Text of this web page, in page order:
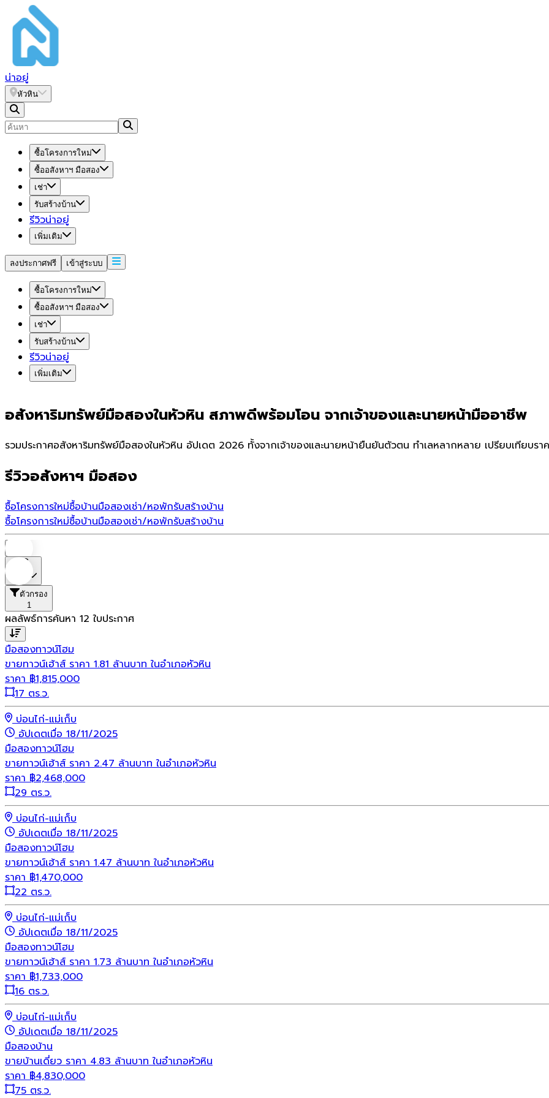
น่าอยู่
หัวหิน
ซื้อโครงการใหม่
ซื้ออสังหาฯ มือสอง
เช่า
รับสร้างบ้าน
รีวิวน่าอยู่
เพิ่มเติม
ลงประกาศฟรี เข้าสู่ระบบ
ซื้อโครงการใหม่
ซื้ออสังหาฯ มือสอง
เช่า
รับสร้างบ้าน
รีวิวน่าอยู่
เพิ่มเติม
อสังหาริมทรัพย์มือสองในหัวหิน สภาพดีพร้อมโอน จากเจ้าของและนายหน้ามืออาชีพ
รวมประกาศอสังหาริมทรัพย์มือสองในหัวหิน อัปเดต 2026 ทั้งจากเจ้าของและนายหน้ายืนยันตัวตน ทำเลหลากหลาย เปรียบเทียบรา
รีวิวอสังหาฯ มือสอง
ซื้อโครงการใหม่ซื้อบ้านมือสองเช่า/หอพักรับสร้างบ้าน
ซื้อโครงการใหม่ซื้อบ้านมือสองเช่า/หอพักรับสร้างบ้าน
ตัวกรอง
1
ผลลัพธ์การค้นหา 12 ใบประกาศ
มือสองทาวน์โฮม
ขายทาวน์เฮ้าส์ ราคา 1.81 ล้านบาท ในอำเภอหัวหิน
ราคา ฿1,815,000
17 ตร.ว.
บ่อนไก่-แม่เก็บ
อัปเดตเมื่อ 18/11/2025
มือสองทาวน์โฮม
ขายทาวน์เฮ้าส์ ราคา 2.47 ล้านบาท ในอำเภอหัวหิน
ราคา ฿2,468,000
29 ตร.ว.
บ่อนไก่-แม่เก็บ
อัปเดตเมื่อ 18/11/2025
มือสองทาวน์โฮม
ขายทาวน์เฮ้าส์ ราคา 1.47 ล้านบาท ในอำเภอหัวหิน
ราคา ฿1,470,000
22 ตร.ว.
บ่อนไก่-แม่เก็บ
อัปเดตเมื่อ 18/11/2025
มือสองทาวน์โฮม
ขายทาวน์เฮ้าส์ ราคา 1.73 ล้านบาท ในอำเภอหัวหิน
ราคา ฿1,733,000
16 ตร.ว.
บ่อนไก่-แม่เก็บ
อัปเดตเมื่อ 18/11/2025
มือสองบ้าน
ขายบ้านเดี่ยว ราคา 4.83 ล้านบาท ในอำเภอหัวหิน
ราคา ฿4,830,000
75 ตร.ว.